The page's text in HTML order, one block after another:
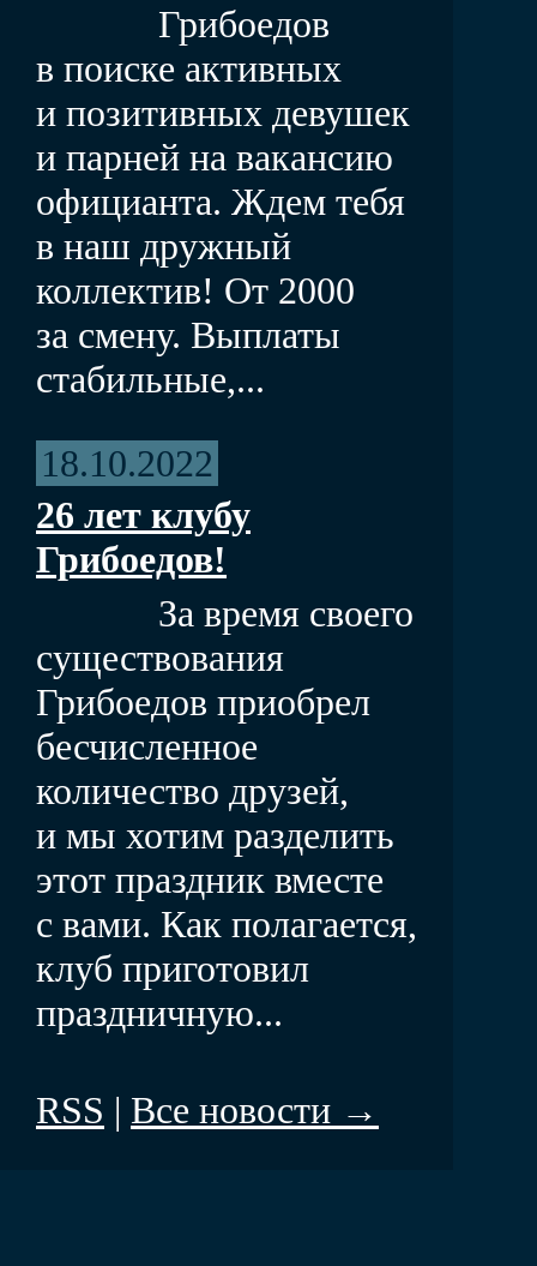
Грибоедов
в поиске активных
и позитивных девушек
и парней на вакансию
официанта. Ждем тебя
в наш дружный
коллектив! От 2000
за смену. Выплаты
стабильные,...
18.10.2022
26 лет клубу
Грибоедов!
За время своего
существования
Грибоедов приобрел
бесчисленное
количество друзей,
и мы хотим разделить
этот праздник вместе
с вами. Как полагается,
клуб приготовил
праздничную...
RSS | Все новости →